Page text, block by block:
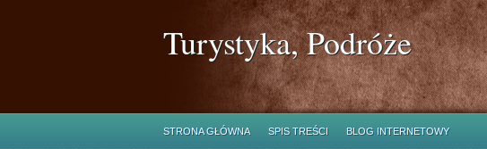
Turystyka, Podróże
STRONA GŁÓWNA SPIS TREŚCI BLOG INTERNETOWY